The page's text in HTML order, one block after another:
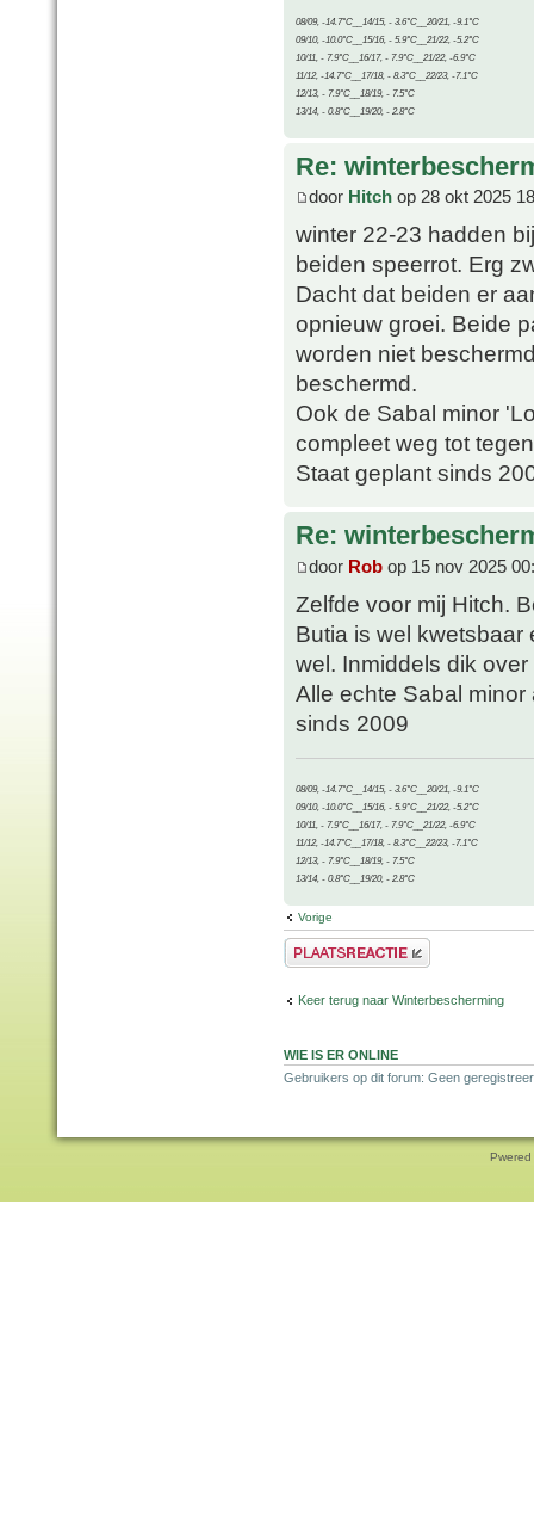
08/09, -14.7°C__14/15, - 3.6°C__20/21, -9.1°C
09/10, -10.0°C__15/16, - 5.9°C__21/22, -5.2°C
10/11, - 7.9°C__16/17, - 7.9°C__21/22, -6.9°C
11/12, -14.7°C__17/18, - 8.3°C__22/23, -7.1°C
12/13, - 7.9°C__18/19, - 7.5°C
13/14, - 0.8°C__19/20, - 2.8°C
Re:
door Hitch op 28 okt 2025
winter 22-23 hadden
beiden speerrot. Erg
Dacht dat beiden er
opnieuw groei. Beide
worden niet
beschermd.
Ook de Sabal minor
compleet weg tot
Staat geplant sinds
Re:
door Rob op 15 nov 2025
Zelfde voor mij Hitch.
Butia is wel kwetsbaar
wel. Inmiddels dik
Alle echte Sabal
sinds 2009
08/09, -14.7°C__14/15, - 3.6°C__20/21, -9.1°C
09/10, -10.0°C__15/16, - 5.9°C__21/22, -5.2°C
10/11, - 7.9°C__16/17, - 7.9°C__21/22, -6.9°C
11/12, -14.7°C__17/18, - 8.3°C__22/23, -7.1°C
12/13, - 7.9°C__18/19, - 7.5°C
13/14, - 0.8°C__19/20, - 2.8°C
Vorige
Plaats een reactie
Keer terug naar Winterbescherming
WIE IS ER ONLINE
Gebruikers op dit forum: Geen